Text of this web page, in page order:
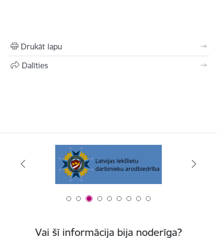
Drukāt lapu
Dalīties
Vai šī informācija bija noderīga?